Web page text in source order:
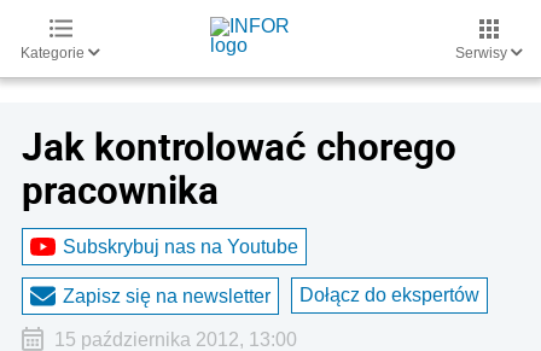
Kategorie Serwisy
Jak kontrolować chorego
pracownika
Subskrybuj nas na Youtube
Zapisz się na newsletter Dołącz do ekspertów
15 października 2012, 13:00